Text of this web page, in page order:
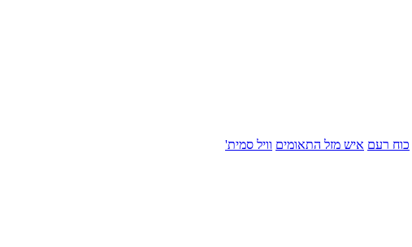
כוח רעם איש מזל התאומים וויל סמית'